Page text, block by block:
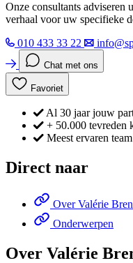
Onze consultants adviseren
verhaal voor uw specifieke
010 433 33 22
Chat met ons
Favoriet
Al 30 jaar jouw
+ 50.000 tevreden
Meest ervaren
Direct naar
Over Valérie
Onderwerpen
Over Valérie